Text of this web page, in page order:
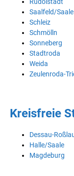
Rudolstadt
Saalfeld/Saale
Schleiz
Schmölln
Sonneberg
Stadtroda
Weida
Zeulenroda-
Kreisfreie
Dessau-
Halle/Saale
Magdeburg